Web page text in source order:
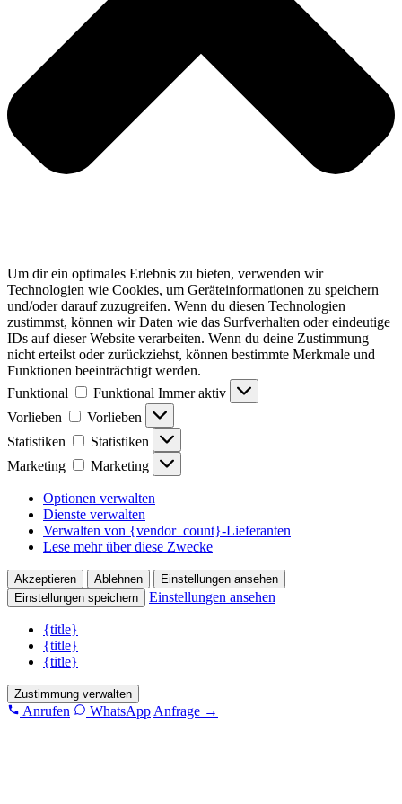
Um dir ein optimales Erlebnis zu bieten, verwenden wir
Technologien wie Cookies, um Geräteinformationen zu speichern
und/oder darauf zuzugreifen. Wenn du diesen Technologien
zustimmst, können wir Daten wie das Surfverhalten oder eindeutige
IDs auf dieser Website verarbeiten. Wenn du deine Zustimmung
nicht erteilst oder zurückziehst, können bestimmte Merkmale und
Funktionen beeinträchtigt werden.
Funktional
Funktional Immer aktiv
Vorlieben
Vorlieben
Statistiken
Statistiken
Marketing
Marketing
Optionen verwalten
Dienste verwalten
Verwalten von {vendor_count}-Lieferanten
Lese mehr über diese Zwecke
Akzeptieren Ablehnen
Einstellungen ansehen
Einstellungen speichern
Einstellungen ansehen
{title}
{title}
{title}
Zustimmung verwalten
Anrufen WhatsApp Anfrage →